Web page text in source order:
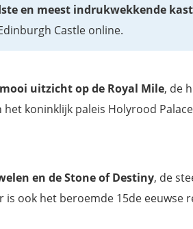
Schotland
en meest indrukwekkende
Castle online.
uitzicht op de Royal Mile, de
koninklijk paleis Holyrood
en de Stone of Destiny, de
is ook het beroemde 15de eeuwse